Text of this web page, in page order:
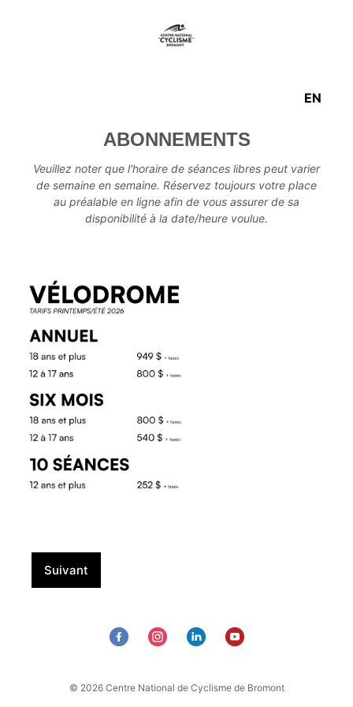
EN
ABONNEMENTS
Veuillez noter que l'horaire de séances libres peut varier
de semaine en semaine. Réservez toujours votre place
au préalable en ligne afin de vous assurer de sa
disponibilité à la date/heure voulue.
Suivant
© 2026 Centre National de Cyclisme de Bromont